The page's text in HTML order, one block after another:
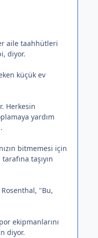
aile taahhütleri
diyor.
küçük ev
Herkesin
yardım
bitmemesi için
taşıyın
"Bu,
ekipmanlarını
diyor.